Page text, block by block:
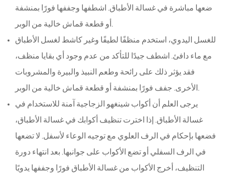
ضعها مباشرة في غسالة الأطباق. اشطفها وجففها فورًا بمنشفة
للغسل اليدوي، استخدم منظفًا لطيفًا وغير كاشط لغسل الأطباق
مع ماء دافئ. اشطف جيدًا للتأكد من عدم وجود أي بقايا منظف،
فقد يؤثر ذلك على رائحة وطعم النبيذ والبيرة والمشروبات
يرجى العلم أن أكواب شينغهو الزجاجية آمنة للاستخدام في
غسالة الأطباق. إذا اخترت تنظيف أكوابك في غسالة الأطباق،
فضعها بإحكام في الرف العلوي مع توجيه الوعاء لأسفل. لا تضعها
في الرف السفلي أو تضع الأكواب على جوانبها. بعد انتهاء دورة
التنظيف، أخرج الأكواب من غسالة الأطباق فورًا وجففها يدويًا